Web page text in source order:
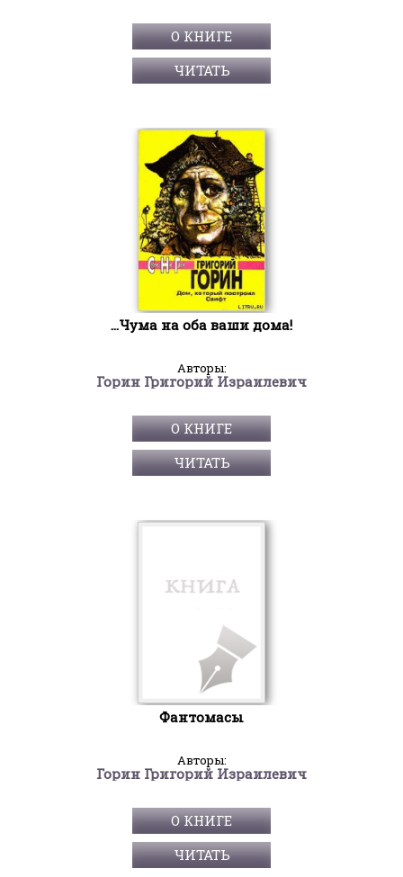
О КНИГЕ
ЧИТАТЬ
...Чума на оба ваши дома!
Авторы:
Горин Григорий Израилевич
О КНИГЕ
ЧИТАТЬ
Фантомасы
Авторы:
Горин Григорий Израилевич
О КНИГЕ
ЧИТАТЬ